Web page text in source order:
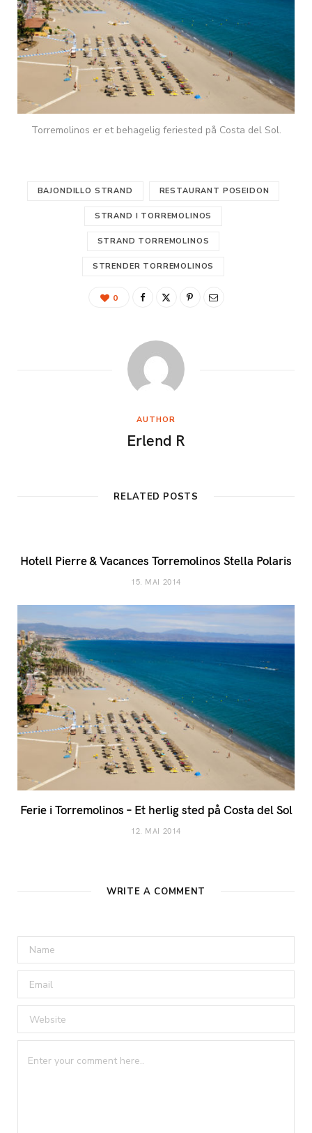
Torremolinos er et behagelig feriested på Costa del Sol.
BAJONDILLO STRAND RESTAURANT POSEIDON
STRAND I TORREMOLINOS
STRAND TORREMOLINOS
STRENDER TORREMOLINOS
0
AUTHOR
Erlend R
RELATED POSTS
Hotell Pierre & Vacances Torremolinos Stella Polaris
15. MAI 2014
Ferie i Torremolinos – Et herlig sted på Costa del Sol
12. MAI 2014
WRITE A COMMENT